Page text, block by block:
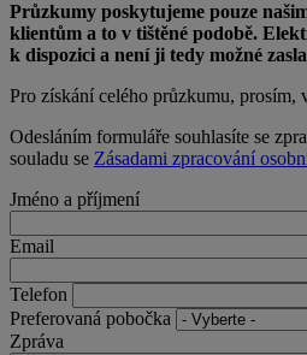
Průzkumy poskytujeme pouze
klientům a to v tištěné podobě.
k dispozici a není ji tedy možné
Pro získání celého průzkumu, prosím,
Odesláním formuláře souhlasíte se
souladu se Zásadami zpracování
Jméno a příjmení
Email
Telefon
Preferovaná pobočka
Zpráva